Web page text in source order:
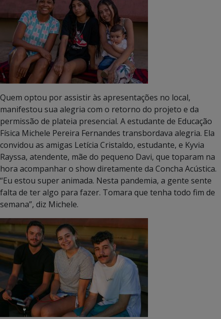
Quem optou por assistir às apresentações no local,
manifestou sua alegria com o retorno do projeto e da
permissão de plateia presencial. A estudante de Educação
Física Michele Pereira Fernandes transbordava alegria. Ela
convidou as amigas Letícia Cristaldo, estudante, e Kyvia
Rayssa, atendente, mãe do pequeno Davi, que toparam na
hora acompanhar o show diretamente da Concha Acústica.
“Eu estou super animada. Nesta pandemia, a gente sente
falta de ter algo para fazer. Tomara que tenha todo fim de
semana”, diz Michele.